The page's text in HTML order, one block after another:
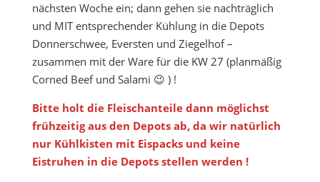
nächsten Woche ein; dann gehen sie nachträglich
und MIT entsprechender Kühlung in die Depots
Donnerschwee, Eversten und Ziegelhof –
zusammen mit der Ware für die KW 27 (planmäßig
Corned Beef und Salami 😉 ) !
Bitte holt die Fleischanteile dann möglichst
frühzeitigaus den Depots ab, da wir natürlich
nur Kühlkisten mit Eispacks und keine
Eistruhen in die Depots stellen werden !